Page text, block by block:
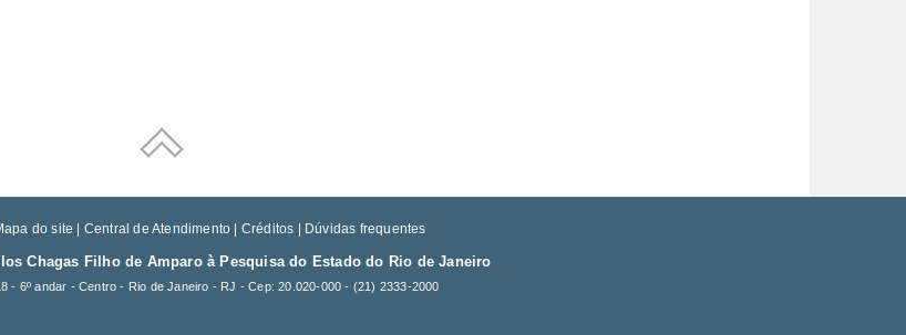
do site Central de Atendimento Créditos Dúvidas frequentes
Chagas Filho de Amparo à Pesquisa do Estado do Rio de Janeiro
- 6º andar - Centro - Rio de Janeiro - RJ - Cep: 20.020-000 - (21) 2333-2000